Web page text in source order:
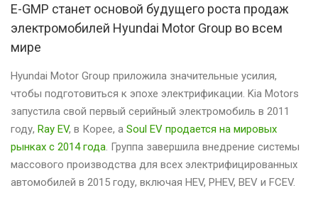
E-GMP станет основой будущего роста продаж
электромобилей Hyundai Motor Group во всем
мире
Hyundai Motor Group приложила значительные усилия,
чтобы подготовиться к эпохе электрификации. Kia Motors
запустила свой первый серийный электромобиль в 2011
году, Ray EV, в Корее, а Soul EV продается на мировых
рынках с 2014 года. Группа завершила внедрение системы
массового производства для всех электрифицированных
автомобилей в 2015 году, включая HEV, PHEV, BEV и FCEV.